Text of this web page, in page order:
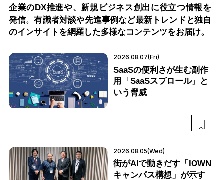
企業のDX推進や、新規ビジネス創出に役立つ情報を
発信。有識者対談や先進事例など最新トレンドと独自
のインサイトを網羅した多様なコンテンツをお届け。
2026.08.07(Fri)
SaaSの便利さが生む副作
用「SaaSスプロール」と
いう脅威
2026.08.05(Wed)
街がAIで動きだす「IOWN
キャンパス構想」が示す